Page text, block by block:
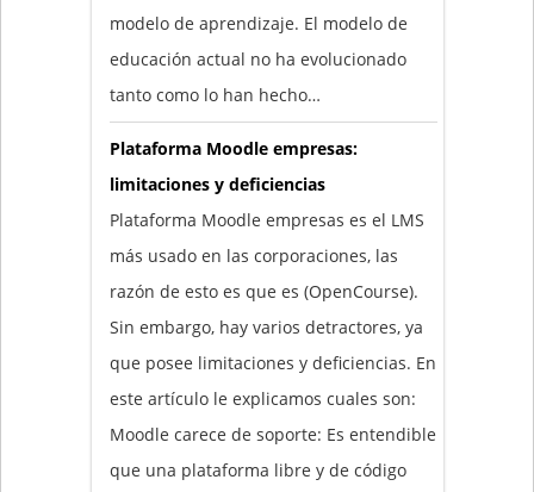
modelo de aprendizaje. El modelo de
educación actual no ha evolucionado
tanto como lo han hecho…
Plataforma Moodle empresas:
limitaciones y deficiencias
Plataforma Moodle empresas es el LMS
más usado en las corporaciones, las
razón de esto es que es (OpenCourse).
Sin embargo, hay varios detractores, ya
que posee limitaciones y deficiencias. En
este artículo le explicamos cuales son:
Moodle carece de soporte: Es entendible
que una plataforma libre y de código